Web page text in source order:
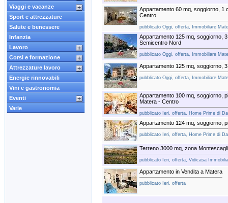
Viaggi e vacanze
Sport e attrezzature
Salute e benessere
Infanzia
Lavoro
Corsi e formazione
Attrezzature lavoro
Energie rinnovabili
Vini e gastronomia
Eventi
Varie
Appartamento 60 mq, soggiorno, 1
Centro
pubblicato Oggi, offerta, Immobiliare
Appartamento 125 mq, soggiorno,
Semicentro Nord
pubblicato Oggi, offerta, Immobiliare
Appartamento 125 mq, soggiorno,
pubblicato Oggi, offerta, Immobiliare
Appartamento 100 mq, soggiorno,
Matera - Centro
pubblicato Ieri, offerta, Home Prime di
Appartamento 124 mq, soggiorno,
pubblicato Ieri, offerta, Home Prime di
Terreno 3000 mq, zona
pubblicato Ieri, offerta, Vidicasa
Appartamento in Vendita a Matera
pubblicato Ieri, offerta